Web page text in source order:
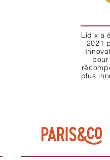
Lidix a
2021
plus